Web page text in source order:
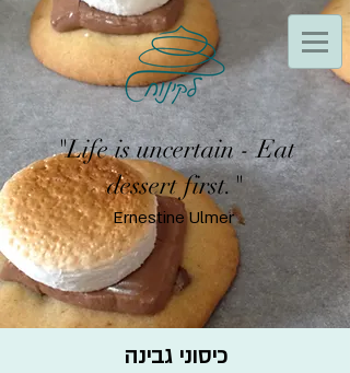
"Life is uncertain - Eat
dessert first."
Ernestine Ulmer
כיסוני גבינה